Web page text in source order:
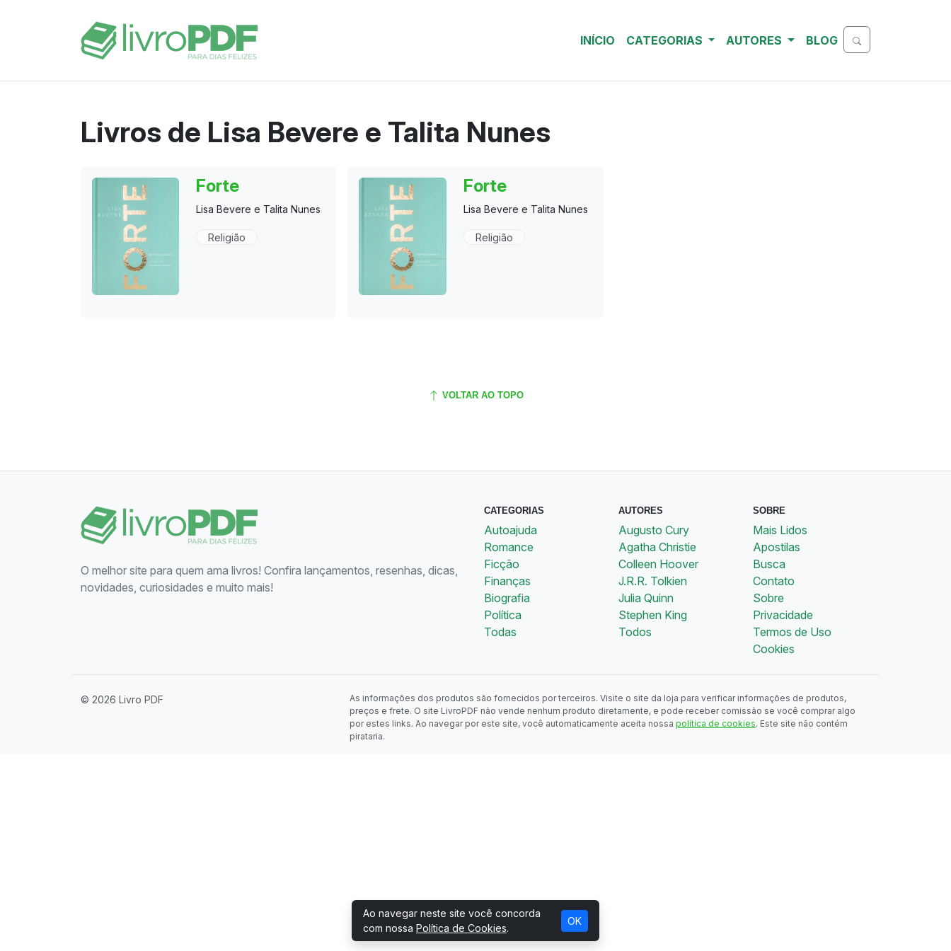
INÍCIO CATEGORIAS AUTORES BLOG
Livros de Lisa Bevere e Talita Nunes
Forte
Lisa Bevere e Talita Nunes
Religião
Forte
Lisa Bevere e Talita Nunes
Religião
VOLTAR AO TOPO
O melhor site para quem ama livros! Confira lançamentos, resenhas, dicas,
novidades, curiosidades e muito mais!
CATEGORIAS
Autoajuda
Romance
Ficção
Finanças
Biografia
Política
Todas
AUTORES
Augusto Cury
Agatha Christie
Colleen Hoover
J.R.R. Tolkien
Julia Quinn
Stephen King
Todos
SOBRE
Mais Lidos
Apostilas
Busca
Contato
Sobre
Privacidade
Termos de Uso
Cookies
© 2026 Livro PDF
As informações dos produtos são fornecidos por terceiros. Visite o site da loja para verificar informações de produtos,
preços e frete. O site LivroPDF não vende nenhum produto diretamente, e pode receber comissão se você comprar algo
por estes links. Ao navegar por este site, você automaticamente aceita nossa política de cookies. Este site não contém
pirataria.
Ao navegar neste site você concorda
com nossa Política de Cookies.
OK